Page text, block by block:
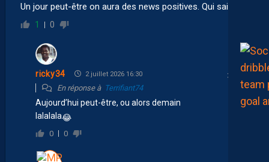
Un jour peut-être on aura des news positives. Qui sait ?
1 0
ricky34 2 juillet 2026 16:30
En réponse à Terrifiant74
Aujourd’hui peut-être, ou alors demain
lalalala😂
0 0